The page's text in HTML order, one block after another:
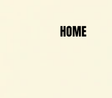
HOME